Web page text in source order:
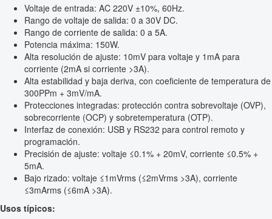
Voltaje de entrada: AC 220V ±10%, 60Hz.
Rango de voltaje de salida: 0 a 30V DC.
Rango de corriente de salida: 0 a 5A.
Potencia máxima: 150W.
Alta resolución de ajuste: 10mV para voltaje y 1mA para
corriente (2mA si corriente >3A).
Alta estabilidad y baja deriva, con coeficiente de temperatura de
300PPm + 3mV/mA.
Protecciones integradas: protección contra sobrevoltaje (OVP),
sobrecorriente (OCP) y sobretemperatura (OTP).
Interfaz de conexión: USB y RS232 para control remoto y
programación.
Precisión de ajuste: voltaje ≤0.1% + 20mV, corriente ≤0.5% +
5mA.
Bajo rizado: voltaje ≤1mVrms (≤2mVrms >3A), corriente
≤3mArms (≤6mA >3A).
Usos típicos: